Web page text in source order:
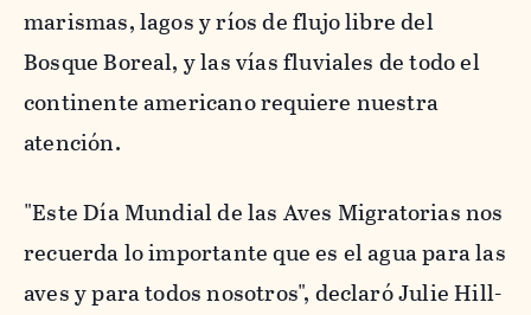
marismas, lagos y ríos de flujo libre del
Bosque Boreal, y las vías fluviales de todo el
continente americano requiere nuestra
atención.
"Este Día Mundial de las Aves Migratorias nos
recuerda lo importante que es el agua para las
aves y para todos nosotros", declaró Julie Hill-